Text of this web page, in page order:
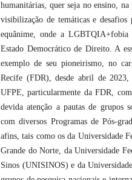
humanitárias, quer seja no ensino,
visibilização de temáticas e desafios
equânime, onde a LGBTQIA+fobia
Estado Democrático de Direito. A
exemplo de seu pioneirismo, no
Recife (FDR), desde abril de
UFPE, particularmente da FDR,
devida atenção a pautas de grupos
com diversos Programas de Pós-
afins, tais como os da Universidade
Grande do Norte, da Universidade
Sinos (UNISINOS) e da